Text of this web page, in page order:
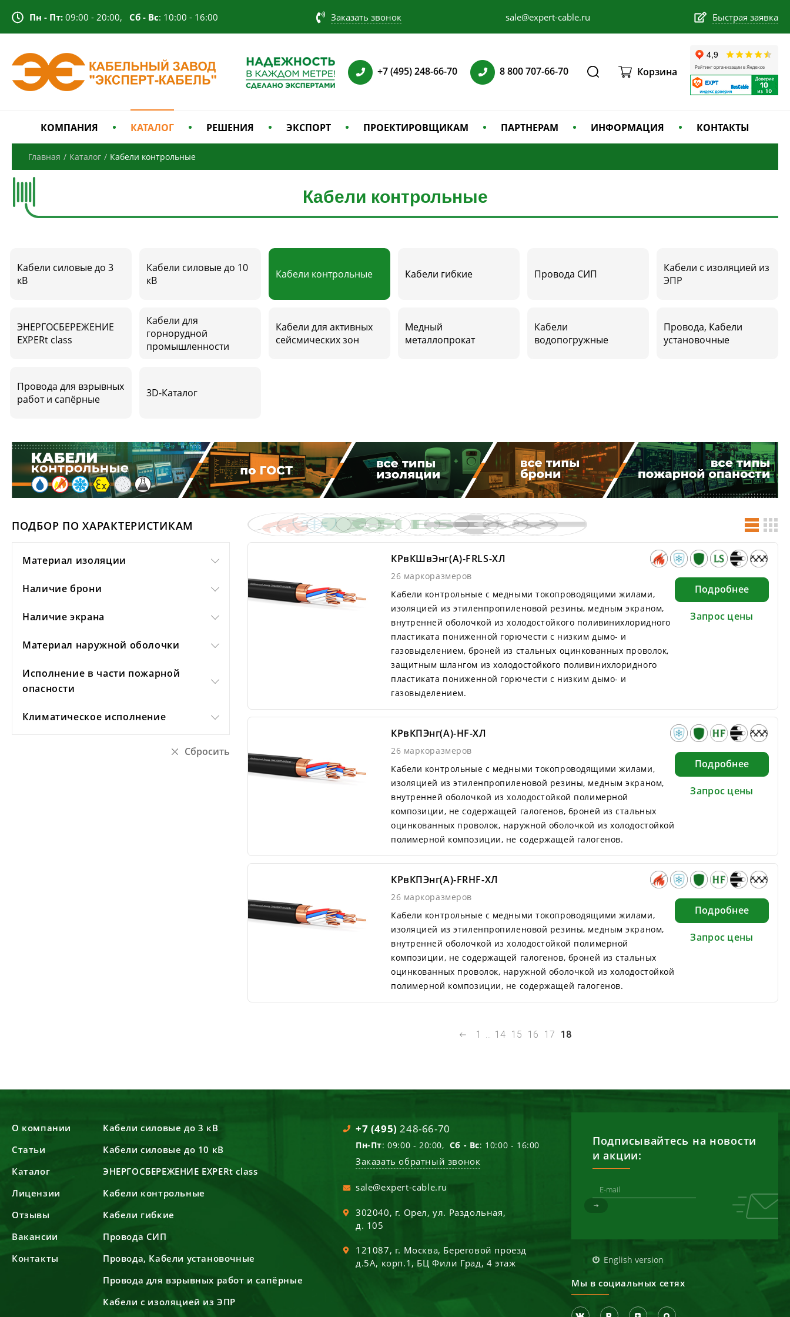
Пн - Пт: 09:00 - 20:00, Сб - Вс: 10:00 - 16:00 Заказать звонок sale@expert-cable.ru Быстрая заявка
+7 (495) 248-66-70 8 800 707-66-70 Корзина
КОМПАНИЯ КАТАЛОГ РЕШЕНИЯ ЭКСПОРТ ПРОЕКТИРОВЩИКАМ ПАРТНЕРАМ ИНФОРМАЦИЯ КОНТАКТЫ
Главная / Каталог / Кабели контрольные
Кабели контрольные
Кабели силовые до 3
кВ
Кабели силовые до 10
кВ
Кабели контрольные Кабели гибкие Провода СИП
Кабели с изоляцией из
ЭПР
ЭНЕРГОСБЕРЕЖЕНИЕ
EXPERt class
Кабели для
горнорудной
промышленности
Кабели для активных
сейсмических зон
Медный
металлопрокат
Кабели
водопогружные
Провода, Кабели
установочные
Провода для взрывных
работ и сапёрные
3D-Каталог
ПОДБОР ПО ХАРАКТЕРИСТИКАМ
Материал изоляции
Наличие брони
Наличие экрана
Материал наружной оболочки
Исполнение в части пожарной
опасности
Климатическое исполнение
КРвКШвЭнг(А)-FRLS-ХЛ
26 маркоразмеров
Кабели контрольные с медными токопроводящими жилами,
изоляцией из этиленпропиленовой резины, медным экраном,
внутренней оболочкой из холодостойкого поливинихлоридного
пластиката пониженной горючести с низким дымо- и
газовыделением, броней из стальных оцинкованных проволок,
защитным шлангом из холодостойкого поливинихлоридного
пластиката пониженной горючести с низким дымо- и
газовыделением.
Подробнее
Запрос цены
КРвКПЭнг(А)-HF-ХЛ
26 маркоразмеров
Кабели контрольные с медными токопроводящими жилами,
изоляцией из этиленпропиленовой резины, медным экраном,
внутренней оболочкой из холодостойкой полимерной
композиции, не содержащей галогенов, броней из стальных
оцинкованных проволок, наружной оболочкой из холодостойкой
полимерной композиции, не содержащей галогенов.
Подробнее
Запрос цены
КРвКПЭнг(А)-FRHF-ХЛ
26 маркоразмеров
Кабели контрольные с медными токопроводящими жилами,
изоляцией из этиленпропиленовой резины, медным экраном,
внутренней оболочкой из холодостойкой полимерной
композиции, не содержащей галогенов, броней из стальных
оцинкованных проволок, наружной оболочкой из холодостойкой
полимерной композиции, не содержащей галогенов.
Подробнее
Запрос цены
1 ... 14 15 16 17 18
О компании
Статьи
Каталог
Лицензии
Отзывы
Вакансии
Контакты
Кабели силовые до 3 кВ
Кабели силовые до 10 кВ
ЭНЕРГОСБЕРЕЖЕНИЕ EXPERt class
Кабели контрольные
Кабели гибкие
Провода СИП
Провода, Кабели установочные
Провода для взрывных работ и сапёрные
Кабели с изоляцией из ЭПР
+7 (495) 248-66-70
Пн-Пт: 09:00 - 20:00, Сб - Вс: 10:00 - 16:00
Заказать обратный звонок
sale@expert-cable.ru
302040, г. Орел,ул. Раздольная,
д. 105
121087, г. Москва, Береговой проезд
д.5А, корп.1, БЦ Фили Град, 4 этаж
Подписывайтесь на новости
и акции:
English version
Мы в социальных сетях